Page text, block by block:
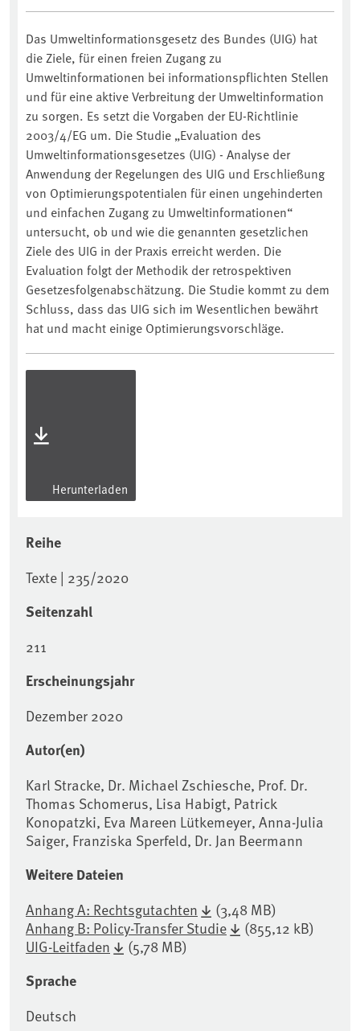
Das Umweltinformationsgesetz des Bundes (UIG) hat
die Ziele, für einen freien Zugang zu
Umweltinformationen bei informationspflichten Stellen
und für eine aktive Verbreitung der Umweltinformation
zu sorgen. Es setzt die Vorgaben der EU-Richtlinie
2003/4/EG um. Die Studie „Evaluation des
Umweltinformationsgesetzes (UIG) - Analyse der
Anwendung der Regelungen des UIG und Erschließung
von Optimierungspotentialen für einen ungehinderten
und einfachen Zugang zu Umweltinformationen“
untersucht, ob und wie die genannten gesetzlichen
Ziele des UIG in der Praxis erreicht werden. Die
Evaluation folgt der Methodik der retrospektiven
Gesetzesfolgenabschätzung. Die Studie kommt zu dem
Schluss, dass das UIG sich im Wesentlichen bewährt
hat und macht einige Optimierungsvorschläge.
Herunterladen
Reihe
Texte | 235/2020
Seitenzahl
211
Erscheinungsjahr
Dezember 2020
Autor(en)
Karl Stracke, Dr. Michael Zschiesche, Prof. Dr.
Thomas Schomerus, Lisa Habigt, Patrick
Konopatzki, Eva Mareen Lütkemeyer, Anna-Julia
Saiger, Franziska Sperfeld, Dr. Jan Beermann
Weitere Dateien
Anhang A: Rechtsgutachten
(3,48 MB)
Anhang B: Policy-Transfer Studie
(855,12 kB)
UIG-Leitfaden
(5,78 MB)
Sprache
Deutsch